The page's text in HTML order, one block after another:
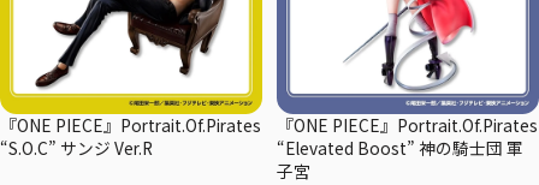
『ONE PIECE』Portrait.Of.Pirates
“S.O.C” サンジ Ver.R
『ONE PIECE』Portrait.Of.Pirates
“Elevated Boost” 神の騎士団 軍
子宮